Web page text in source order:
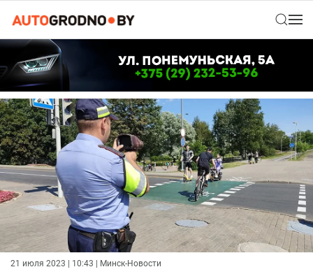
21 июля 2023 | 10:43 | Минск-Новости